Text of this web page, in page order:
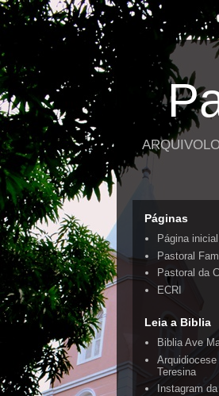
Páginas
Página inicial
Pastoral
Pastoral da
ECRI
Leia a Biblia
Biblia Ave
Arquidiocese
Teresina
Instagram